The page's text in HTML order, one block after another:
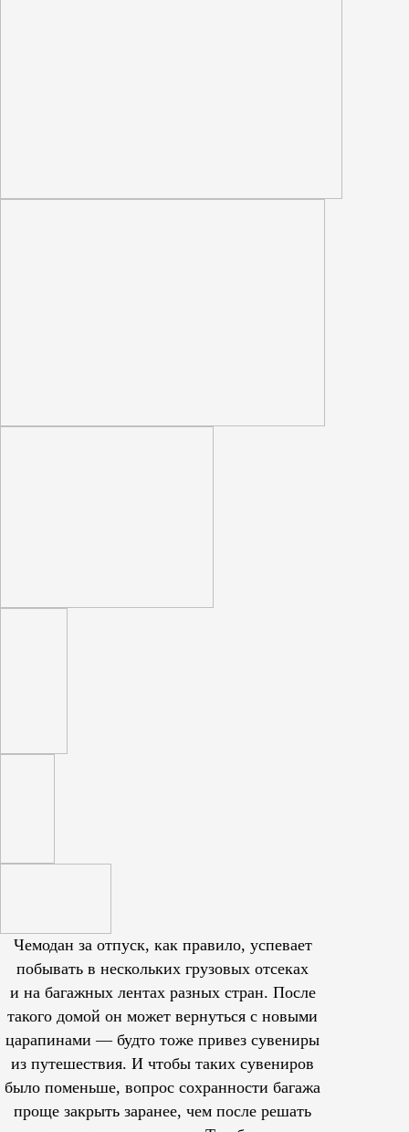
Чемодан за отпуск, как правило, успевает
побывать в нескольких грузовых отсеках
и на багажных лентах разных стран. После
такого домой он может вернуться с новыми
царапинами — будто тоже привез сувениры
из путешествия. И чтобы таких сувениров
было поменьше, вопрос сохранности багажа
проще закрыть заранее, чем после решать